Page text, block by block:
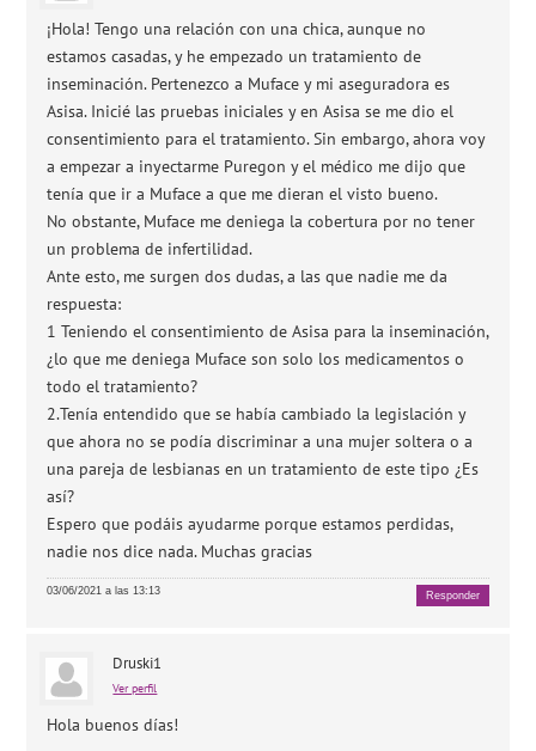
¡Hola! Tengo una relación con una chica, aunque no
estamos casadas, y he empezado un tratamiento de
inseminación. Pertenezco a Muface y mi aseguradora es
Asisa. Inicié las pruebas iniciales y en Asisa se me dio el
consentimiento para el tratamiento. Sin embargo, ahora voy
a empezar a inyectarme Puregon y el médico me dijo que
tenía que ir a Muface a que me dieran el visto bueno.
No obstante, Muface me deniega la cobertura por no tener
un problema de infertilidad.
Ante esto, me surgen dos dudas, a las que nadie me da
respuesta:
1 Teniendo el consentimiento de Asisa para la inseminación,
¿lo que me deniega Muface son solo los medicamentos o
todo el tratamiento?
2.Tenía entendido que se había cambiado la legislación y
que ahora no se podía discriminar a una mujer soltera o a
una pareja de lesbianas en un tratamiento de este tipo ¿Es
así?
Espero que podáis ayudarme porque estamos perdidas,
nadie nos dice nada. Muchas gracias
03/06/2021 a las 13:13 Responder
Druski1
Ver perfil
Hola buenos días!